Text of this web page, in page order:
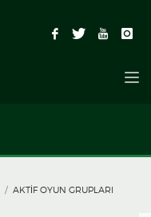
AKTIF OYUN GRUPLARI